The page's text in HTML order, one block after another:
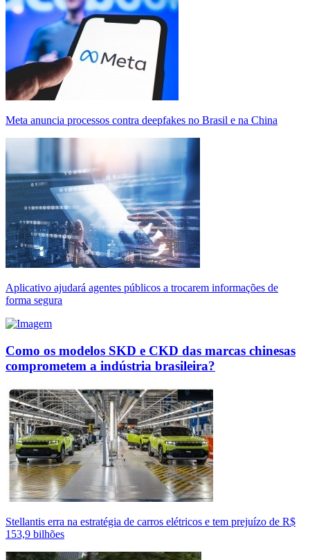
Meta anuncia processos contra deepfakes no Brasil e na China
Aplicativo ajudará agentes públicos a trocarem informações de
forma segura
Como os modelos SKD e CKD das marcas chinesas
comprometem a indústria brasileira?
Stellantis erra na estratégia de carros elétricos e tem prejuízo de R$
153,9 bilhões